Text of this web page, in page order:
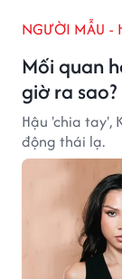
Mối quan
giờ ra sao?
NGƯỜI MẪU -
Hậu 'chia tay',
động thái lạ.